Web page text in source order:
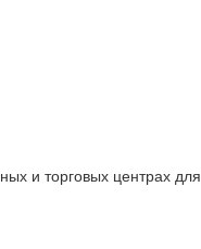
и торговых центрах для